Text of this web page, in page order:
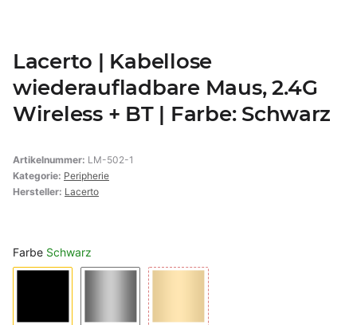
Lacerto | Kabellose
wiederaufladbare Maus, 2.4G
Wireless + BT | Farbe: Schwarz
Artikelnummer: LM-502-1
Kategorie: Peripherie
Hersteller: Lacerto
Farbe Schwarz